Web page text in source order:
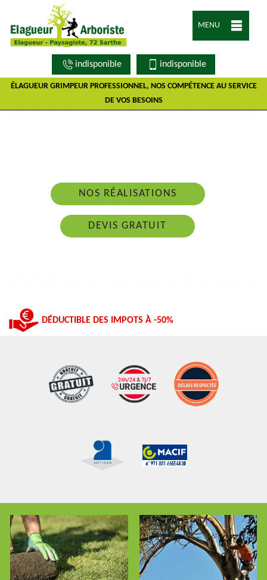
ÉLAGUEUR GRIMPEUR PROFESSIONNEL, NOS COMPÉTENCE AU SERVICE
DE VOS BESOINS
MENU
indisponible indisponible
NOS RÉALISATIONS
DEVIS GRATUIT
DÉDUCTIBLE DES IMPOTS À -50%